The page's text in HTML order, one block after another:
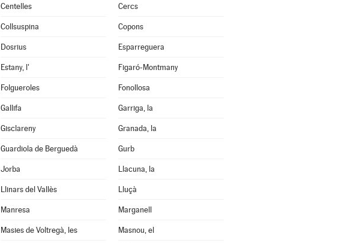
Centelles Cercs
Collsuspina Copons
Dosrius Esparreguera
Estany, l' Figaró-Montmany
Folgueroles Fonollosa
Gallifa Garriga, la
Gisclareny Granada, la
Guardiola de Berguedà Gurb
Jorba Llacuna, la
Llinars del Vallès Lluçà
Manresa Marganell
Masies de Voltregà, les Masnou, el